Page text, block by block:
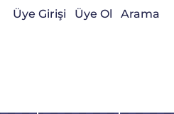
Üye Girişi Üye Ol Arama